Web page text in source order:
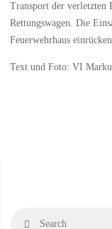
Transport der verletzten
Rettungswagen. Die
Feuerwehrhaus
Text und Foto: VI
Search